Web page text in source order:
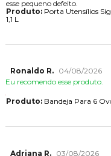
esse pequeno defeito.
Produto:Porta Utensílios
1,1 L
Ronaldo R.
04/08/2026
Eu recomendo esse produto.
Produto:Bandeja Para 6
Adriana R.
03/08/2026